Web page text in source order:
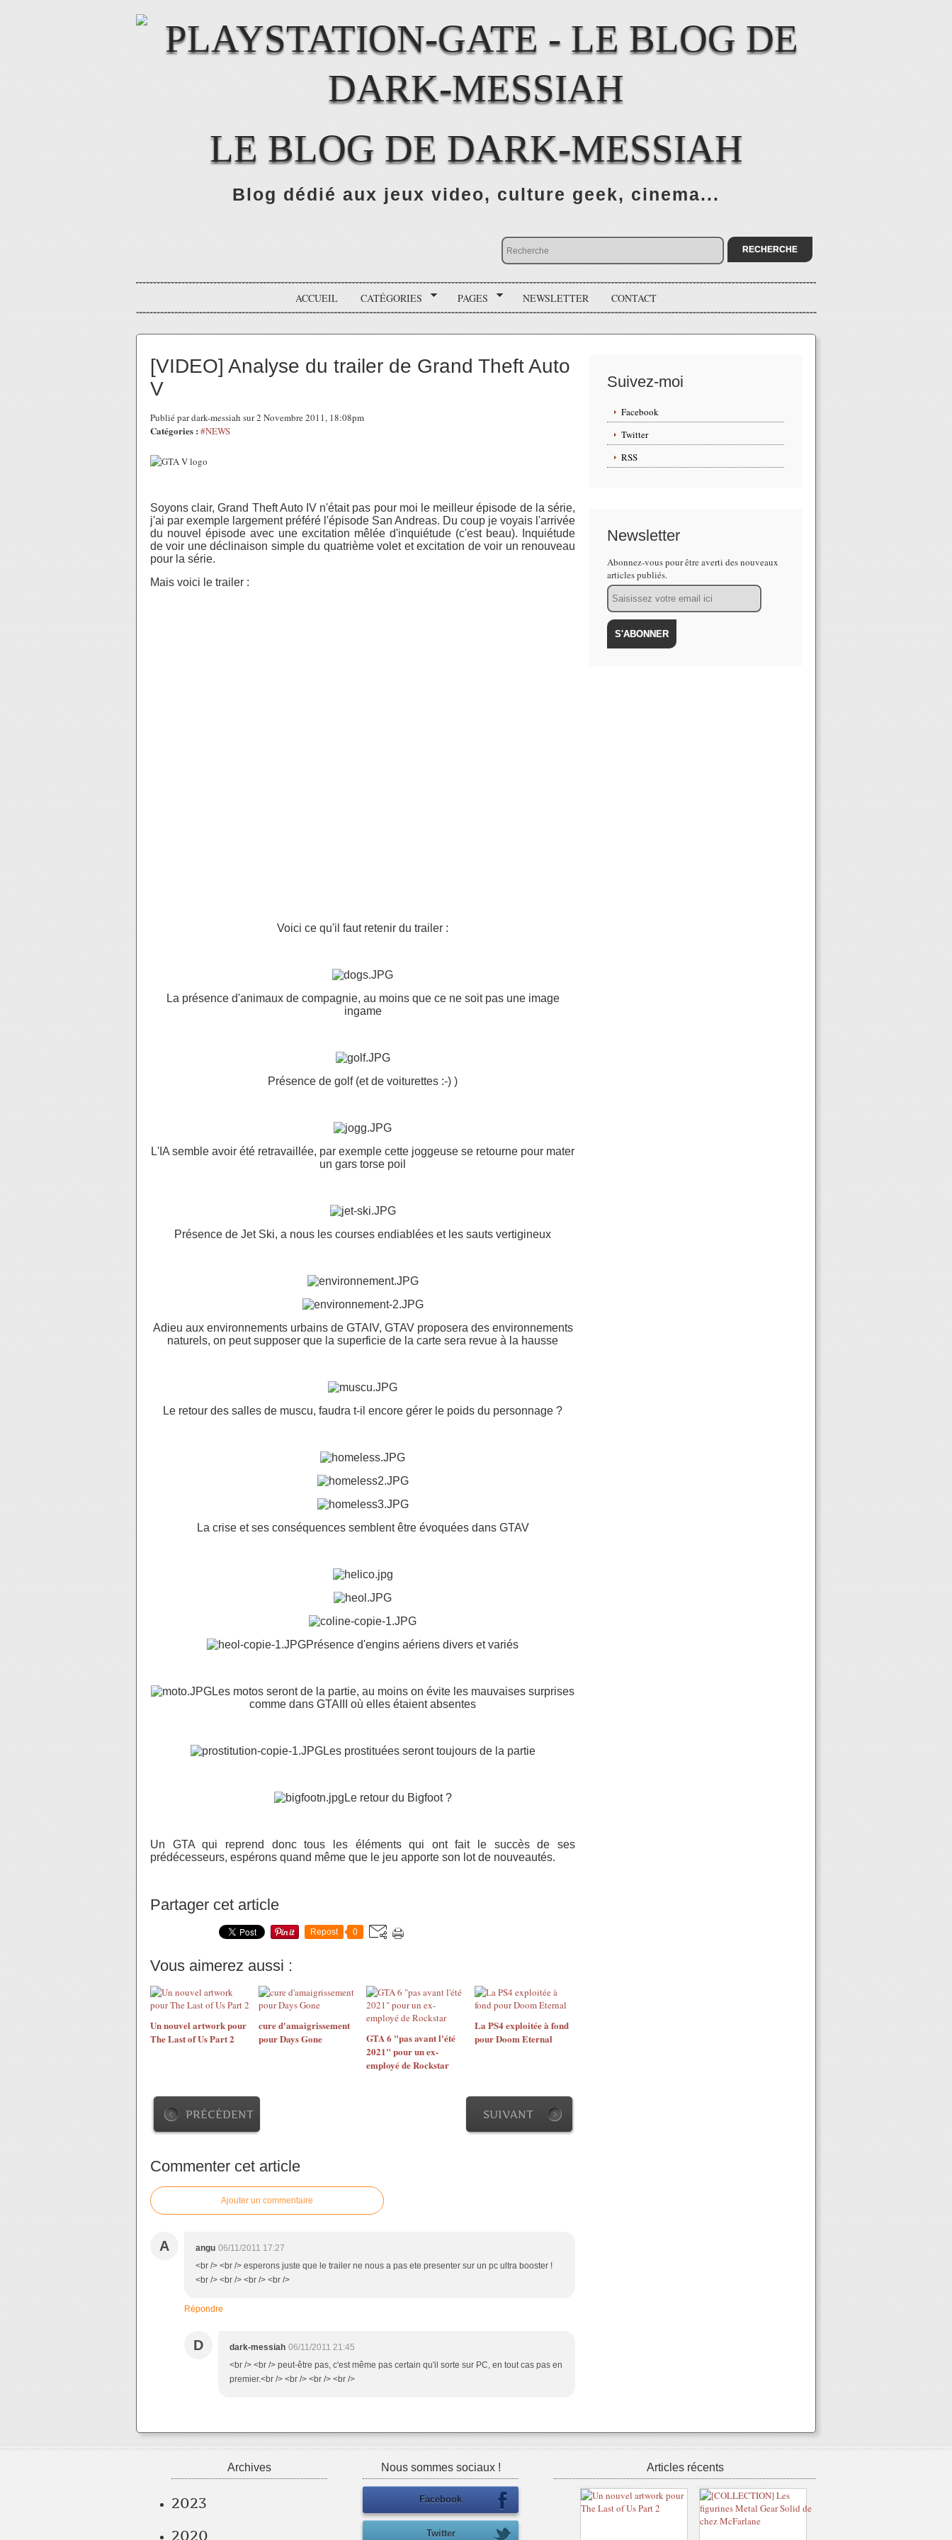
LE BLOG DE DARK-MESSIAH
Blog dédié aux jeux video, culture geek, cinema...
ACCUEIL CATÉGORIES PAGES NEWSLETTER CONTACT
[VIDEO] Analyse du trailer de Grand Theft Auto
V
Publié par dark-messiah sur 2 Novembre 2011, 18:08pm
Catégories : #NEWS
Soyons clair, Grand Theft Auto IV n'était pas pour moi le meilleur épisode de la série,
j'ai par exemple largement préféré l'épisode San Andreas. Du coup je voyais l'arrivée
du nouvel épisode avec une excitation mêlée d'inquiétude (c'est beau). Inquiétude
de voir une déclinaison simple du quatrième volet et excitation de voir un renouveau
pour la série.
Mais voici le trailer :
Voici ce qu'il faut retenir du trailer :
La présence d'animaux de compagnie, au moins que ce ne soit pas une image
ingame
Présence de golf (et de voiturettes :-) )
L'IA semble avoir été retravaillée, par exemple cette joggeuse se retourne pour mater
un gars torse poil
Présence de Jet Ski, a nous les courses endiablées et les sauts vertigineux
Adieu aux environnements urbains de GTAIV, GTAV proposera des environnements
naturels, on peut supposer que la superficie de la carte sera revue à la hausse
Le retour des salles de muscu, faudra t-il encore gérer le poids du personnage ?
La crise et ses conséquences semblent être évoquées dans GTAV
Présence d'engins aériens divers et variés
Les motos seront de la partie, au moins on évite les mauvaises surprises
comme dans GTAIII où elles étaient absentes
Les prostituées seront toujours de la partie
Le retour du Bigfoot ?
Un GTA qui reprend donc tous les éléments qui ont fait le succès de ses
prédécesseurs, espérons quand même que le jeu apporte son lot de nouveautés.
Partager cet article
Repost 0
Vous aimerez aussi :
Un nouvel artwork pour
The Last of Us Part 2
cure d'amaigrissement
pour Days Gone
GTA 6 "pas avant l'été
2021" pour un ex-
employé de Rockstar
La PS4 exploitée à fond
pour Doom Eternal
PRÉCÉDENT SUIVANT
Commenter cet article
Ajouter un commentaire
A angu 06/11/2011 17:27
<br /> <br /> esperons juste que le trailer ne nous a pas ete presenter sur un pc ultra booster !
<br /> <br /> <br /> <br />
Répondre
D dark-messiah 06/11/2011 21:45
<br /> <br /> peut-être pas, c'est même pas certain qu'il sorte sur PC, en tout cas pas en
premier.<br /> <br /> <br /> <br />
Suivez-moi
Facebook
Twitter
RSS
Newsletter
Abonnez-vous pour être averti des nouveaux
articles publiés.
Email
Archives
2023
2020
Nous sommes sociaux !
Facebook
Twitter
Articles récents